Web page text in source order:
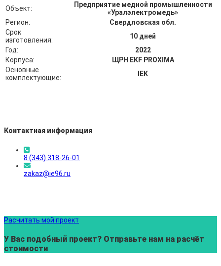
Объект:
Предприятие медной промышленности
«Уралэлектромедь»
Регион:
Свердловская обл.
Срок
изготовления:
10 дней
Год:
2022
Корпуса:
ЩРН EKF PROXIMA
Основные
комплектующие:
IEK
Контактная информация
8 (343) 318-26-01
zakaz@ie96.ru
Расчитать мой проект
У Вас подобный проект? Отправьте нам на расчёт
стоимости